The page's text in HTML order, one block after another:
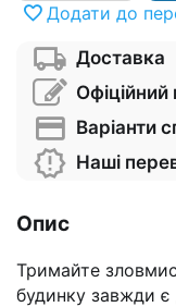
Додати до
Доставка
Варіанти
Наші
Опис
Тримайте
будинку завжди